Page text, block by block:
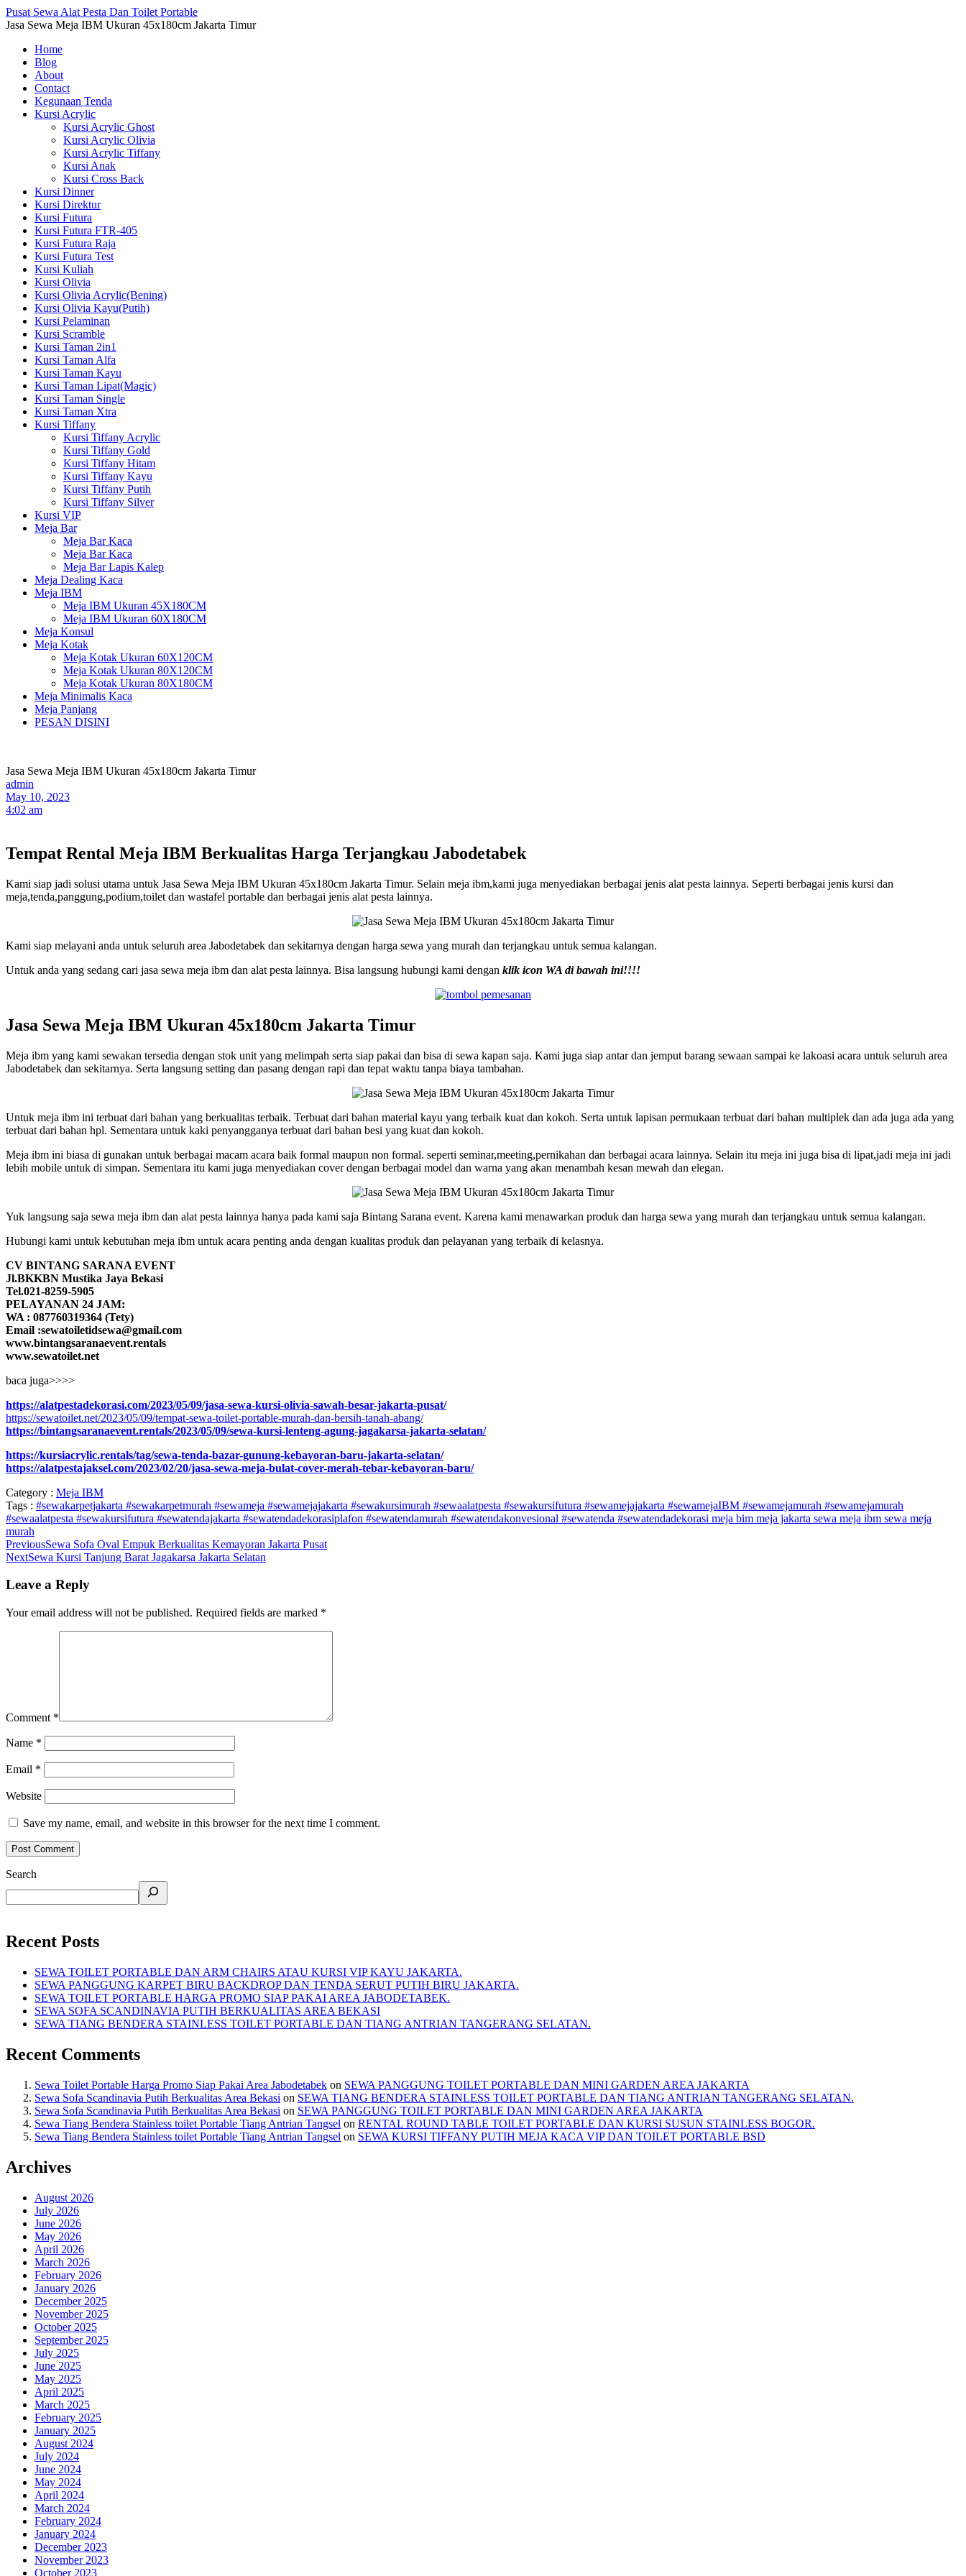
Pusat Sewa Alat Pesta Dan Toilet Portable
Jasa Sewa Meja IBM Ukuran 45x180cm Jakarta Timur
Home
Blog
About
Contact
Kegunaan Tenda
Kursi Acrylic
Kursi Acrylic Ghost
Kursi Acrylic Olivia
Kursi Acrylic Tiffany
Kursi Anak
Kursi Cross Back
Kursi Dinner
Kursi Direktur
Kursi Futura
Kursi Futura FTR-405
Kursi Futura Raja
Kursi Futura Test
Kursi Kuliah
Kursi Olivia
Kursi Olivia Acrylic(Bening)
Kursi Olivia Kayu(Putih)
Kursi Pelaminan
Kursi Scramble
Kursi Taman 2in1
Kursi Taman Alfa
Kursi Taman Kayu
Kursi Taman Lipat(Magic)
Kursi Taman Single
Kursi Taman Xtra
Kursi Tiffany
Kursi Tiffany Acrylic
Kursi Tiffany Gold
Kursi Tiffany Hitam
Kursi Tiffany Kayu
Kursi Tiffany Putih
Kursi Tiffany Silver
Kursi VIP
Meja Bar
Meja Bar Kaca
Meja Bar Kaca
Meja Bar Lapis Kalep
Meja Dealing Kaca
Meja IBM
Meja IBM Ukuran 45X180CM
Meja IBM Ukuran 60X180CM
Meja Konsul
Meja Kotak
Meja Kotak Ukuran 60X120CM
Meja Kotak Ukuran 80X120CM
Meja Kotak Ukuran 80X180CM
Meja Minimalis Kaca
Meja Panjang
PESAN DISINI
Jasa Sewa Meja IBM Ukuran 45x180cm Jakarta Timur
admin
May 10, 2023
4:02 am
Tempat Rental Meja IBM Berkualitas Harga Terjangkau Jabodetabek
Kami siap jadi solusi utama untuk Jasa Sewa Meja IBM Ukuran 45x180cm Jakarta Timur. Selain meja ibm,kami juga menyediakan berbagai jenis alat pesta lainnya. Seperti berbagai jenis kursi dan
meja,tenda,panggung,podium,toilet dan wastafel portable dan berbagai jenis alat pesta lainnya.
Kami siap melayani anda untuk seluruh area Jabodetabek dan sekitarnya dengan harga sewa yang murah dan terjangkau untuk semua kalangan.
Untuk anda yang sedang cari jasa sewa meja ibm dan alat pesta lainnya. Bisa langsung hubungi kami dengan klik icon WA di bawah ini!!!!
Jasa Sewa Meja IBM Ukuran 45x180cm Jakarta Timur
Meja ibm yang kami sewakan tersedia dengan stok unit yang melimpah serta siap pakai dan bisa di sewa kapan saja. Kami juga siap antar dan jemput barang sewaan sampai ke lakoasi acara untuk seluruh area
Jabodetabek dan sekitarnya. Serta langsung setting dan pasang dengan rapi dan tepat waktu tanpa biaya tambahan.
Untuk meja ibm ini terbuat dari bahan yang berkualitas terbaik. Terbuat dari bahan material kayu yang terbaik kuat dan kokoh. Serta untuk lapisan permukaan terbuat dari bahan multiplek dan ada juga ada yang
terbuat dari bahan hpl. Sementara untuk kaki penyangganya terbuat dari bahan besi yang kuat dan kokoh.
Meja ibm ini biasa di gunakan untuk berbagai macam acara baik formal maupun non formal. seperti seminar,meeting,pernikahan dan berbagai acara lainnya. Selain itu meja ini juga bisa di lipat,jadi meja ini jadi
lebih mobile untuk di simpan. Sementara itu kami juga menyediakan cover dengan berbagai model dan warna yang akan menambah kesan mewah dan elegan.
Yuk langsung saja sewa meja ibm dan alat pesta lainnya hanya pada kami saja Bintang Sarana event. Karena kami menawarkan produk dan harga sewa yang murah dan terjangkau untuk semua kalangan.
Hubungi kami untuk kebutuhan meja ibm untuk acara penting anda dengan kualitas produk dan pelayanan yang terbaik di kelasnya.
CV BINTANG SARANA EVENT
Jl.BKKBN Mustika Jaya Bekasi
Tel.021-8259-5905
PELAYANAN 24 JAM:
WA : 087760319364 (Tety)
Email :sewatoiletidsewa@gmail.com
www.bintangsaranaevent.rentals
www.sewatoilet.net
baca juga>>>>
https://alatpestadekorasi.com/2023/05/09/jasa-sewa-kursi-olivia-sawah-besar-jakarta-pusat/
https://sewatoilet.net/2023/05/09/tempat-sewa-toilet-portable-murah-dan-bersih-tanah-abang/
https://bintangsaranaevent.rentals/2023/05/09/sewa-kursi-lenteng-agung-jagakarsa-jakarta-selatan/
https://kursiacrylic.rentals/tag/sewa-tenda-bazar-gunung-kebayoran-baru-jakarta-selatan/
https://alatpestajaksel.com/2023/02/20/jasa-sewa-meja-bulat-cover-merah-tebar-kebayoran-baru/
Category : Meja IBM
Tags : #sewakarpetjakarta #sewakarpetmurah #sewameja #sewamejajakarta #sewakursimurah #sewaalatpesta #sewakursifutura #sewamejajakarta #sewamejaIBM #sewamejamurah #sewamejamurah
#sewaalatpesta #sewakursifutura #sewatendajakarta #sewatendadekorasiplafon #sewatendamurah #sewatendakonvesional #sewatenda #sewatendadekorasi meja bim meja jakarta sewa meja ibm sewa meja
murah
PreviousSewa Sofa Oval Empuk Berkualitas Kemayoran Jakarta Pusat
NextSewa Kursi Tanjung Barat Jagakarsa Jakarta Selatan
Leave a Reply
Your email address will not be published. Required fields are marked *
Comment *
Name *
Email *
Website
Save my name, email, and website in this browser for the next time I comment.
Search
Recent Posts
SEWA TOILET PORTABLE DAN ARM CHAIRS ATAU KURSI VIP KAYU JAKARTA.
SEWA PANGGUNG KARPET BIRU BACKDROP DAN TENDA SERUT PUTIH BIRU JAKARTA.
SEWA TOILET PORTABLE HARGA PROMO SIAP PAKAI AREA JABODETABEK.
SEWA SOFA SCANDINAVIA PUTIH BERKUALITAS AREA BEKASI
SEWA TIANG BENDERA STAINLESS TOILET PORTABLE DAN TIANG ANTRIAN TANGERANG SELATAN.
Recent Comments
Sewa Toilet Portable Harga Promo Siap Pakai Area Jabodetabek on SEWA PANGGUNG TOILET PORTABLE DAN MINI GARDEN AREA JAKARTA
Sewa Sofa Scandinavia Putih Berkualitas Area Bekasi on SEWA TIANG BENDERA STAINLESS TOILET PORTABLE DAN TIANG ANTRIAN TANGERANG SELATAN.
Sewa Sofa Scandinavia Putih Berkualitas Area Bekasi on SEWA PANGGUNG TOILET PORTABLE DAN MINI GARDEN AREA JAKARTA
Sewa Tiang Bendera Stainless toilet Portable Tiang Antrian Tangsel on RENTAL ROUND TABLE TOILET PORTABLE DAN KURSI SUSUN STAINLESS BOGOR.
Sewa Tiang Bendera Stainless toilet Portable Tiang Antrian Tangsel on SEWA KURSI TIFFANY PUTIH MEJA KACA VIP DAN TOILET PORTABLE BSD
Archives
August 2026
July 2026
June 2026
May 2026
April 2026
March 2026
February 2026
January 2026
December 2025
November 2025
October 2025
September 2025
July 2025
June 2025
May 2025
April 2025
March 2025
February 2025
January 2025
August 2024
July 2024
June 2024
May 2024
April 2024
March 2024
February 2024
January 2024
December 2023
November 2023
October 2023